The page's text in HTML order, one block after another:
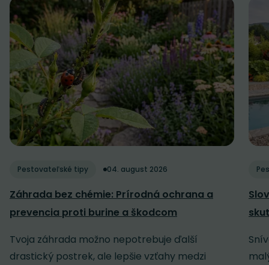
Pestovateľské tipy 04. august 2026
Záhrada bez chémie: Prírodná ochrana a
prevencia proti burine a škodcom
Tvoja záhrada možno nepotrebuje ďalší
drastický postrek, ale lepšie vzťahy medzi